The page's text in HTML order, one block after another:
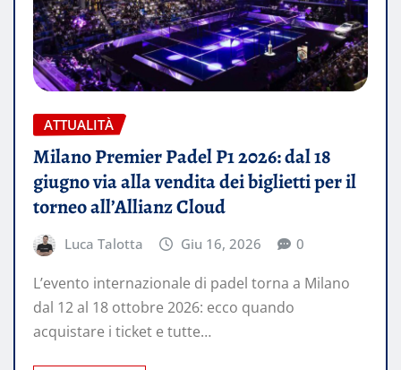
ATTUALITÀ
Milano Premier Padel P1 2026: dal 18
giugno via alla vendita dei biglietti per il
torneo all’Allianz Cloud
Luca Talotta Giu 16, 2026 0
L’evento internazionale di padel torna a Milano
dal 12 al 18 ottobre 2026: ecco quando
acquistare i ticket e tutte…